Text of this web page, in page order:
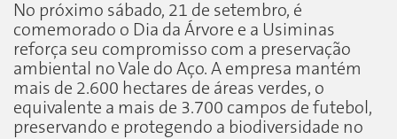
No próximo sábado, 21 de setembro, é
comemorado o Dia da Árvore e a Usiminas
reforça seu compromisso com a preservação
ambiental no Vale do Aço. A empresa mantém
mais de 2.600 hectares de áreas verdes, o
equivalente a mais de 3.700 campos de futebol,
preservando e protegendo a biodiversidade no